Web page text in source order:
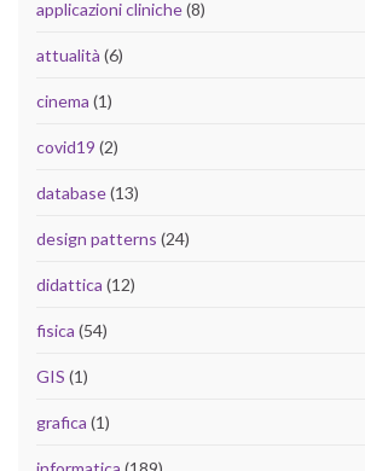
applicazioni cliniche(8)
attualità (6)
cinema (1)
covid19 (2)
database(13)
design patterns (24)
didattica (12)
fisica (54)
GIS (1)
grafica (1)